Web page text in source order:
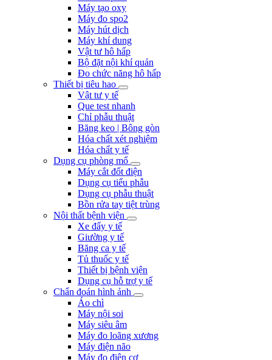
Máy tạo oxy
Máy đo spo2
Máy hút dịch
Máy khí dung
Vật tư hô hấp
Bộ đặt nội khí quản
Đo chức năng hô hấp
Thiết bị tiêu hao
Vật tư y tế
Que test nhanh
Chỉ phẫu thuật
Băng keo | Bông gòn
Hóa chất xét nghiệm
Hóa chất y tế
Dụng cụ phòng mổ
Máy cắt đốt điện
Dụng cụ tiểu phẫu
Dụng cụ phẫu thuật
Bồn rửa tay tiệt trùng
Nội thất bệnh viện
Xe đẩy y tế
Giường y tế
Băng ca y tế
Tủ thuốc y tế
Thiết bị bệnh viện
Dụng cụ hỗ trợ y tế
Chẩn đoán hình ảnh
Áo chì
Máy nội soi
Máy siêu âm
Máy đo loãng xương
Máy điện não
Máy đo điện cơ